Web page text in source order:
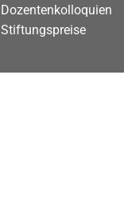
Dozentenkolloquien
Stiftungspreise